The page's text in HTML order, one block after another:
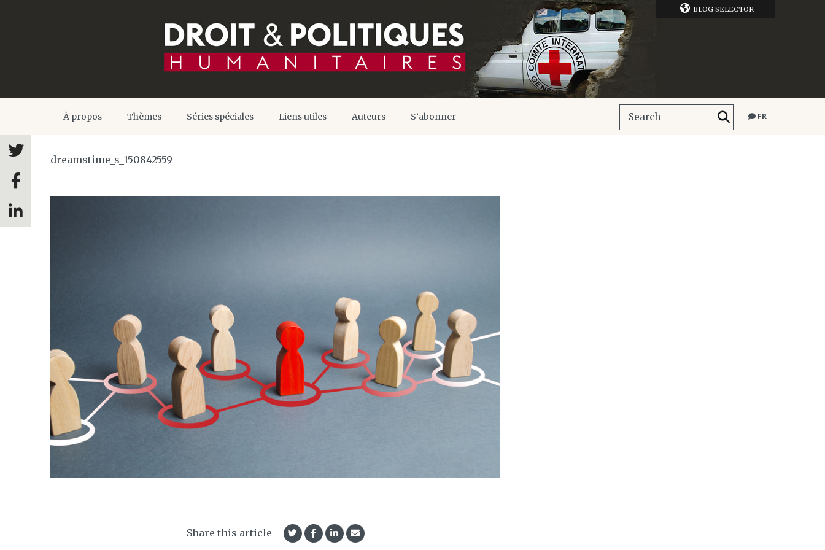
BLOG SELECTOR
À propos Thèmes Séries spéciales Liens utiles Auteurs S’abonner FR
dreamstime_s_150842559
Share this article